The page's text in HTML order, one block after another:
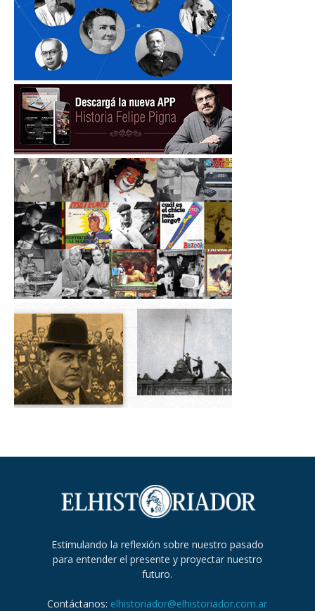
Estimulando la reflexión sobre nuestro pasado
para entender el presente y proyectar nuestro
futuro.
Contáctanos: elhistoriador@elhistoriador.com.ar